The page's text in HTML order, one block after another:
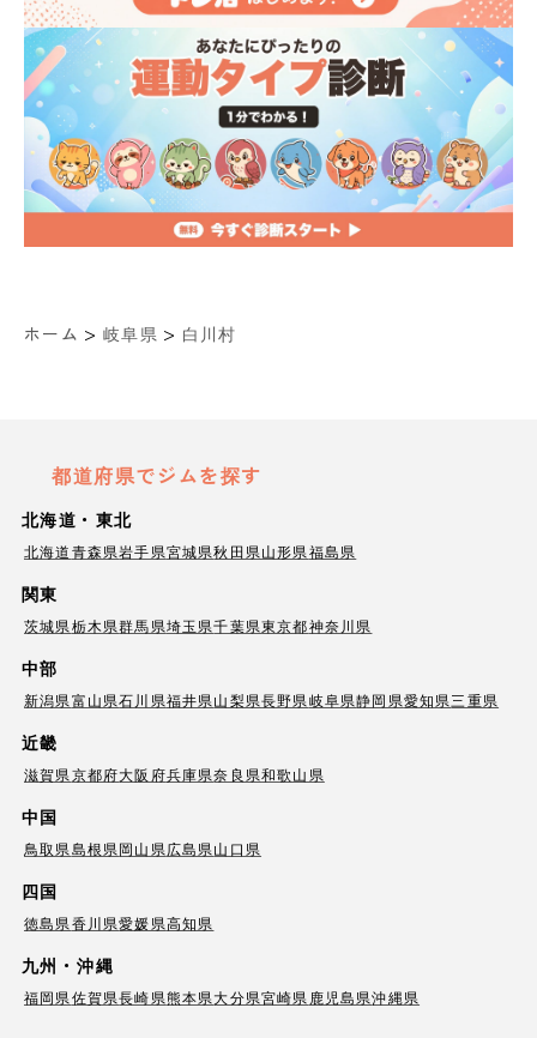
ホーム > 岐阜県 > 白川村
都道府県でジムを探す
北海道・東北
北海道青森県岩手県宮城県秋田県山形県福島県
関東
茨城県栃木県群馬県埼玉県千葉県東京都神奈川県
中部
新潟県富山県石川県福井県山梨県長野県岐阜県静岡県愛知県三重県
近畿
滋賀県京都府大阪府兵庫県奈良県和歌山県
中国
鳥取県島根県岡山県広島県山口県
四国
徳島県香川県愛媛県高知県
九州・沖縄
福岡県佐賀県長崎県熊本県大分県宮崎県 鹿児島県沖縄県